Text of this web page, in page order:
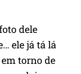
dele
ele já tá lá
torno de